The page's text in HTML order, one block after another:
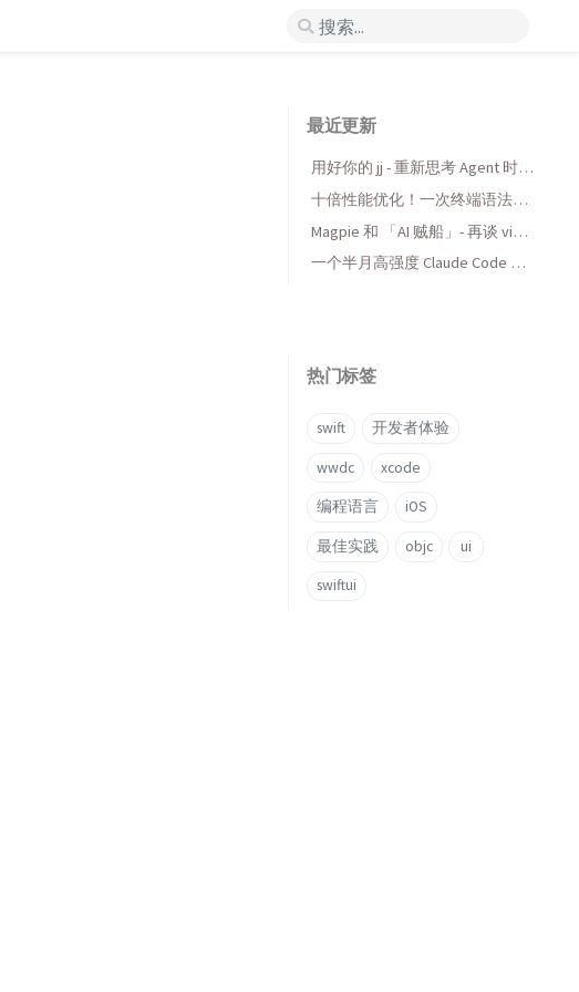
最近更新
用好你的 jj - 重新思考 Agent 时代
的版本控制
十倍性能优化！一次终端语法高
亮库的 AI 折腾与收获
Magpie 和 「AI 贼船」- 再谈 vibe
coding，当代码变得廉价时...
一个半月高强度 Claude Code 使
热门标签
swift 开发者体验
wwdc xcode
编程语言 iOS
最佳实践 objc ui
swiftui